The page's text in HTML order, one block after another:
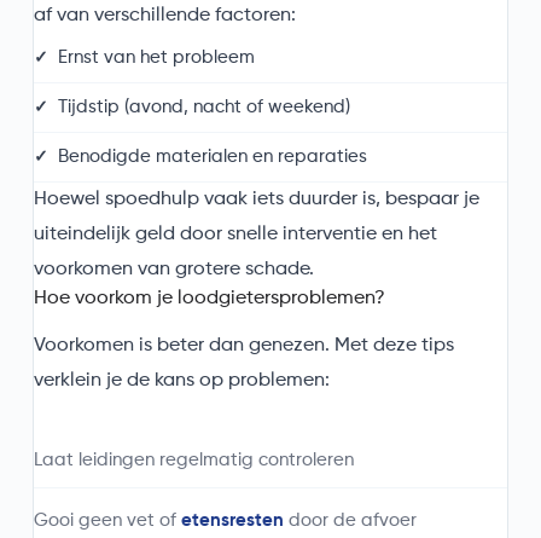
af van verschillende factoren:
Ernst van het probleem
Tijdstip (avond, nacht of weekend)
Benodigde materialen en reparaties
Hoewel spoedhulp vaak iets duurder is, bespaar je
uiteindelijk geld door snelle interventie en het
voorkomen van grotere schade.
Hoe voorkom je loodgietersproblemen?
Voorkomen is beter dan genezen. Met deze tips
verklein je de kans op problemen:
Laat leidingen regelmatig controleren
Gooi geen vet of etensresten door de afvoer